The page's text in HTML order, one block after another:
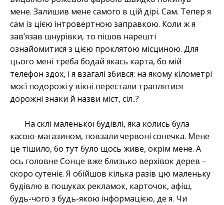
мене. Залишив мене самого в цій дірі. Сам. Тепер я
сам із цією інтровертною заправкою. Коли ж я
зав’язав шнурівки, то пішов нарешті
ознайомитися з цією проклятою місциною. Для
цього мені треба бодай якась карта, бо мій
телефон здох, і я взагалі збився: на якому кілометрі
моєї подорожі у вікні перестали траплятися
дорожні знаки й назви міст, сіл..?
На склі маленької будівлі, яка колись була
касою-магазином, повзали червоні сонечка. Мене
це тішило, бо тут було щось живе, окрім мене. А
ось головне Сонце вже близько верхівок дерев –
скоро сутеніє. Я обійшов кілька разів цю маленьку
будівлю в пошуках рекламок, карточок, афіш,
будь-чого з будь-якою інформацією, де я. Чи